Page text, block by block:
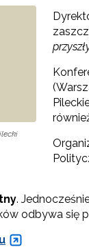
.
odbywa się